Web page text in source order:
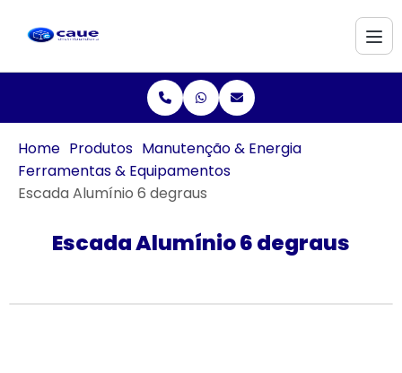
Home Produtos Manutenção & Energia
Ferramentas & Equipamentos
Escada Alumínio 6 degraus
Escada Alumínio 6 degraus